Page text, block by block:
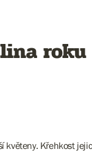
Křehkost